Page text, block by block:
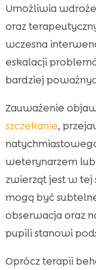
Umożliwia
oraz
wczesna
eskalacji
bardziej
Zauważenie
szczekanie,
weterynarzem
zwierząt jest w tej
mogą być
obserwacja oraz
pupili stanowi
Oprócz terapii